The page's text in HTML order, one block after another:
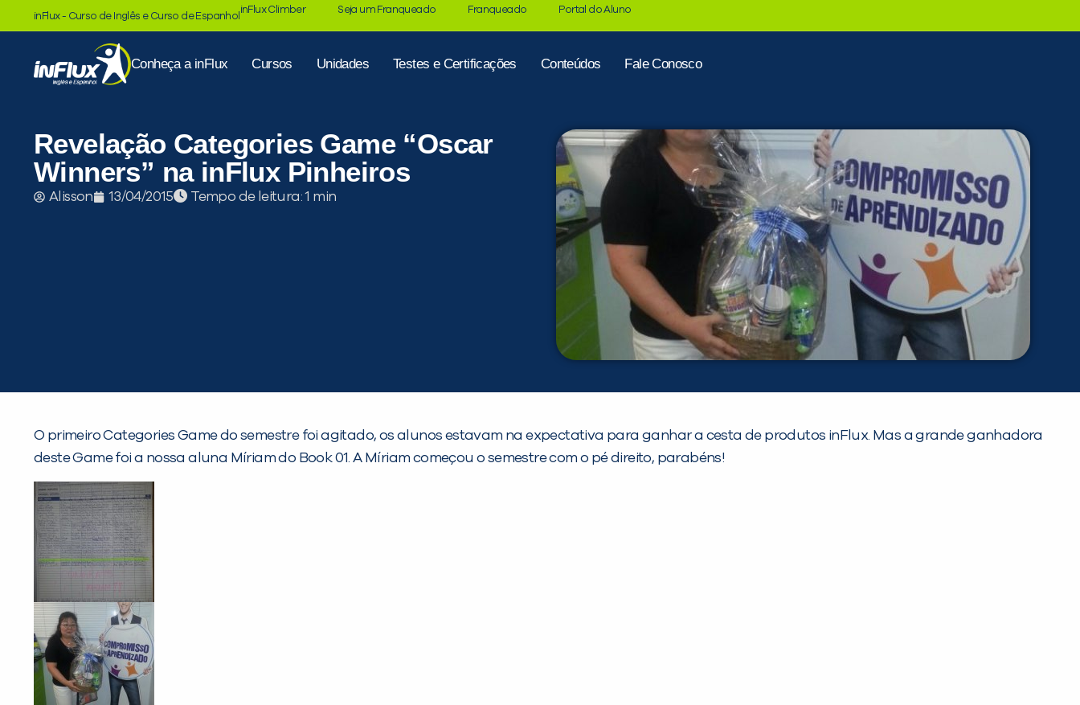
inFlux - Curso de Inglês e Curso de Espanhol
inFlux Climber Seja um Franqueado Franqueado Portal do Aluno
Conheça a inFlux Cursos Unidades Testes e Certificações Conteúdos Fale Conosco
Revelação Categories Game “Oscar
Winners” na inFlux Pinheiros
Alisson 13/04/2015 Tempo de leitura:
O primeiro Categories Game do semestre foi agitado, os alunos estavam na expectativa para ganhar a cesta de produtos inFlux. Mas a grande ganhadora
deste Game foi a nossa aluna Míriam do Book 01. A Míriam começou o semestre com o pé direito, parabéns!